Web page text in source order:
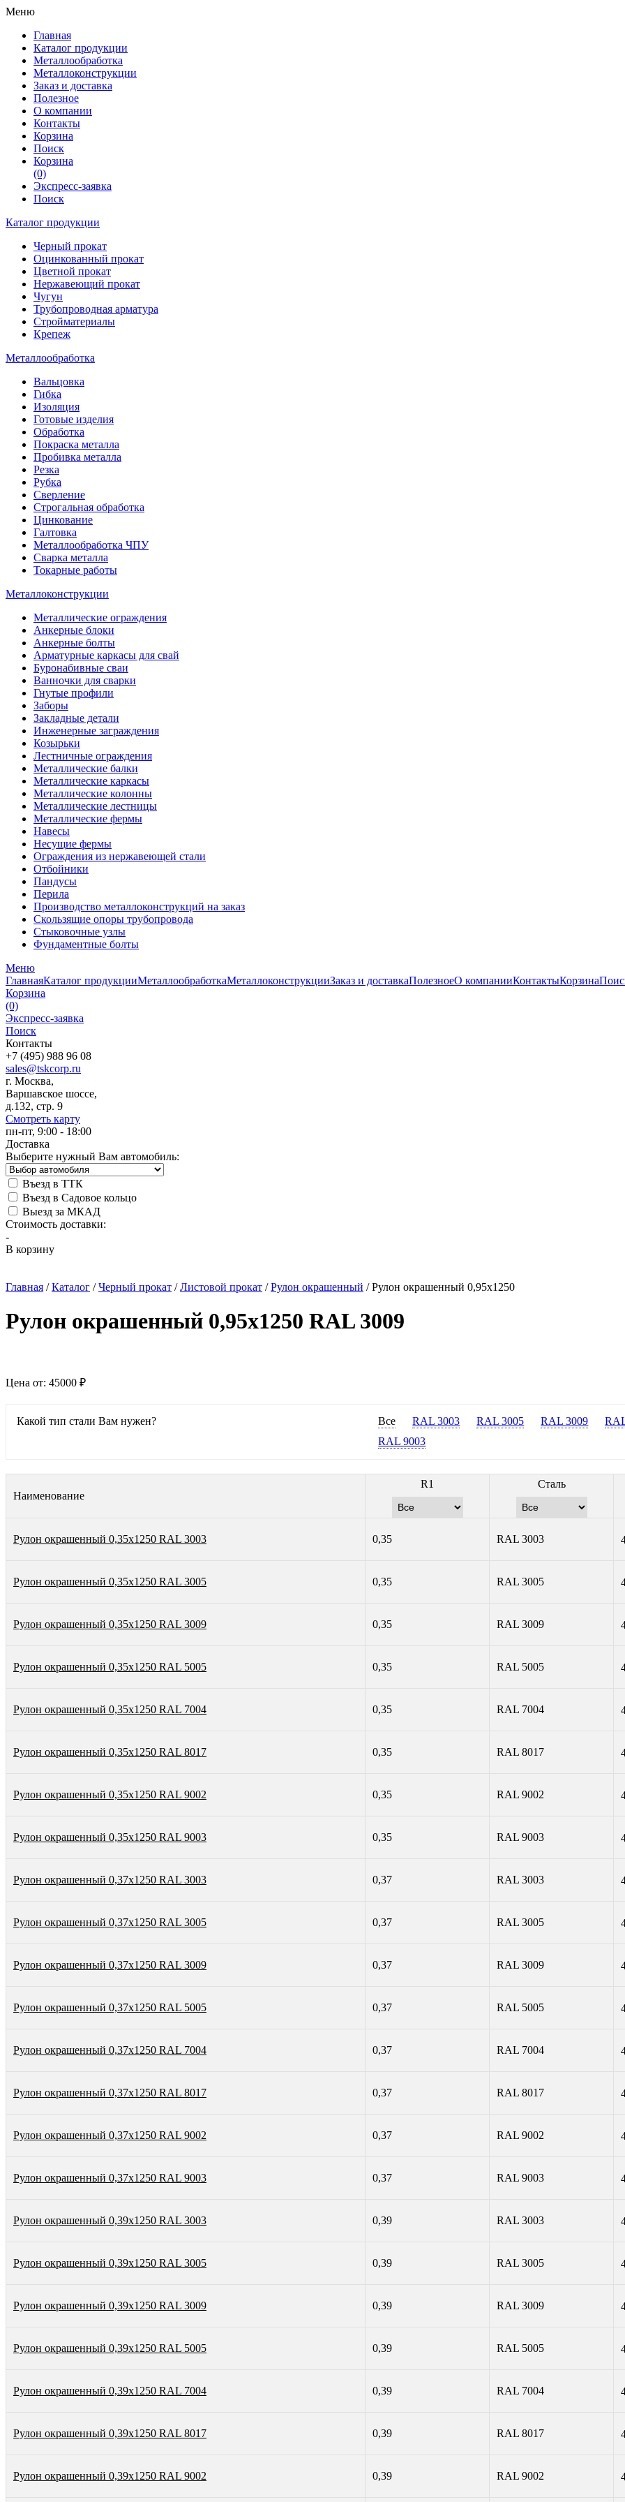
Меню
Главная
Каталог продукции
Металлообработка
Металлоконструкции
Заказ и доставка
Полезное
О компании
Контакты
Корзина
Поиск
Корзина
(0)
Экспресс-заявка
Поиск
Каталог продукции
Черный прокат
Оцинкованный прокат
Цветной прокат
Нержавеющий прокат
Чугун
Трубопроводная арматура
Стройматериалы
Крепеж
Металлообработка
Вальцовка
Гибка
Изоляция
Готовые изделия
Обработка
Покраска металла
Пробивка металла
Резка
Рубка
Сверление
Строгальная обработка
Цинкование
Галтовка
Металлообработка ЧПУ
Сварка металла
Токарные работы
Металлоконструкции
Металлические ограждения
Анкерные блоки
Анкерные болты
Арматурные каркасы для свай
Буронабивные сваи
Ванночки для сварки
Гнутые профили
Заборы
Закладные детали
Инженерные заграждения
Козырьки
Лестничные ограждения
Металлические балки
Металлические каркасы
Металлические колонны
Металлические лестницы
Металлические фермы
Навесы
Несущие фермы
Ограждения из нержавеющей стали
Отбойники
Пандусы
Перила
Производство металлоконструкций на заказ
Скользящие опоры трубопровода
Стыковочные узлы
Фундаментные болты
Меню
ГлавнаяКаталог продукцииМеталлообработкаМеталлоконструкцииЗаказ и доставкаПолезноеО компанииКонтактыКорзина
Корзина
(0)
Экспресс-заявка
Поиск
Контакты
+7 (495) 988 96 08
sales@tskcorp.ru
г. Москва,
Варшавское шоссе,
д.132, стр. 9
Смотреть карту
пн-пт, 9:00 - 18:00
Доставка
Выберите нужный Вам автомобиль:
Въезд в ТТК
Въезд в Садовое кольцо
Выезд за МКАД
Стоимость доставки:
-
В корзину
Главная /Каталог /Черный прокат /Листовой прокат /Рулон окрашенный /Рулон окрашенный 0,95х1250
Рулон окрашенный 0,95х1250 RAL 3009
Цена от: 45000 ₽
Какой тип стали Вам нужен? Все RAL 3003 RAL 3005 RAL 3009
RAL 9003
Наименование
R1 Сталь
Рулон окрашенный 0,35х1250 RAL 3003 0,35 RAL 3003
Рулон окрашенный 0,35х1250 RAL 3005 0,35 RAL 3005
Рулон окрашенный 0,35х1250 RAL 3009 0,35 RAL 3009
Рулон окрашенный 0,35х1250 RAL 5005 0,35 RAL 5005
Рулон окрашенный 0,35х1250 RAL 7004 0,35 RAL 7004
Рулон окрашенный 0,35х1250 RAL 8017 0,35 RAL 8017
Рулон окрашенный 0,35х1250 RAL 9002 0,35 RAL 9002
Рулон окрашенный 0,35х1250 RAL 9003 0,35 RAL 9003
Рулон окрашенный 0,37х1250 RAL 3003 0,37 RAL 3003
Рулон окрашенный 0,37х1250 RAL 3005 0,37 RAL 3005
Рулон окрашенный 0,37х1250 RAL 3009 0,37 RAL 3009
Рулон окрашенный 0,37х1250 RAL 5005 0,37 RAL 5005
Рулон окрашенный 0,37х1250 RAL 7004 0,37 RAL 7004
Рулон окрашенный 0,37х1250 RAL 8017 0,37 RAL 8017
Рулон окрашенный 0,37х1250 RAL 9002 0,37 RAL 9002
Рулон окрашенный 0,37х1250 RAL 9003 0,37 RAL 9003
Рулон окрашенный 0,39х1250 RAL 3003 0,39 RAL 3003
Рулон окрашенный 0,39х1250 RAL 3005 0,39 RAL 3005
Рулон окрашенный 0,39х1250 RAL 3009 0,39 RAL 3009
Рулон окрашенный 0,39х1250 RAL 5005 0,39 RAL 5005
Рулон окрашенный 0,39х1250 RAL 7004 0,39 RAL 7004
Рулон окрашенный 0,39х1250 RAL 8017 0,39 RAL 8017
Рулон окрашенный 0,39х1250 RAL 9002 0,39 RAL 9002